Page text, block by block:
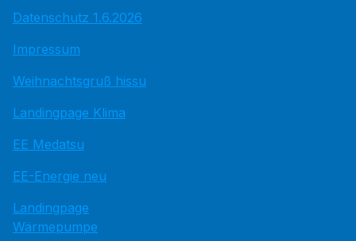
Datenschutz 1.6.2026
Impressum
Weihnachtsgruß hissu
Landingpage Klima
EE Medatsu
EE-Energie neu
Landingpage
Wärmepumpe